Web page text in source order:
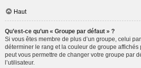
Haut
Qu’est-ce qu’un « Groupe par défaut » ?
Si vous êtes membre de plus d’un groupe, celui
déterminer le rang et la couleur de groupe affichés
peut vous permettre de changer votre groupe par
l’utilisateur.